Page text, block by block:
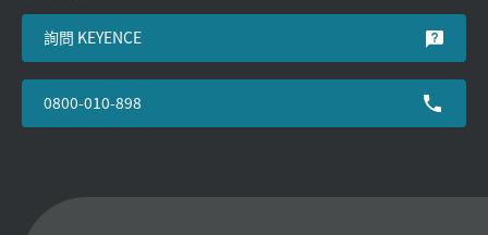
詢問 KEYENCE
0800-010-898